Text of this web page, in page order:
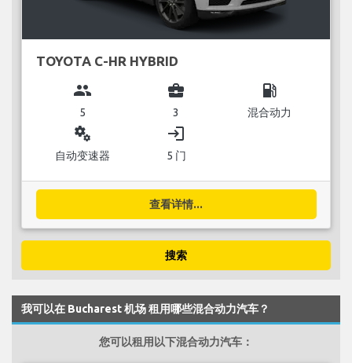
TOYOTA C-HR HYBRID
group
5
business_center
3
local_gas_station
混合动力
miscellaneous_services
自动变速器
login
5 门
查看详情...
搜索
我可以在 Bucharest 机场 租用哪些混合动力汽车？
您可以租用以下混合动力汽车：